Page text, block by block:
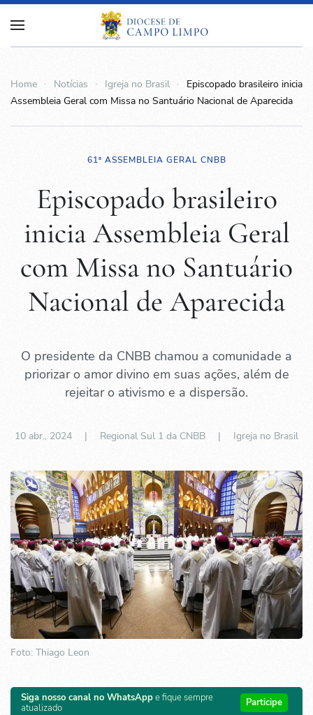
Home Notícias Igreja no Brasil
Episcopado brasileiro inicia
Assembleia Geral com Missa no Santuário Nacional de Aparecida
61ª ASSEMBLEIA GERAL CNBB
Episcopado brasileiro
inicia Assembleia Geral
com Missa no Santuário
Nacional de Aparecida
O presidente da CNBB chamou a comunidade a
priorizar o amor divino em suas ações, além de
rejeitar o ativismo e a dispersão.
10 abr., 2024 | Regional Sul 1 da CNBB | Igreja no Brasil
Foto: Thiago Leon
Siga nosso canal no WhatsAppe fique sempre
atualizado
Participe